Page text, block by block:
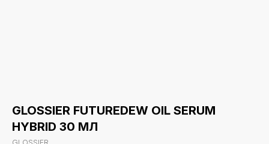
GLOSSIER FUTUREDEW OIL SERUM
HYBRID 30 МЛ